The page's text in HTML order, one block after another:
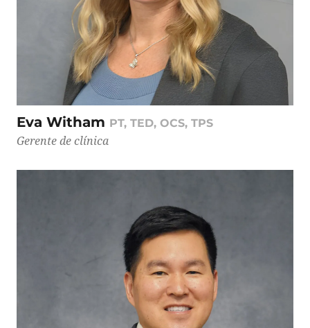
Eva Witham PT, TED, OCS, TPS
Gerente de clínica